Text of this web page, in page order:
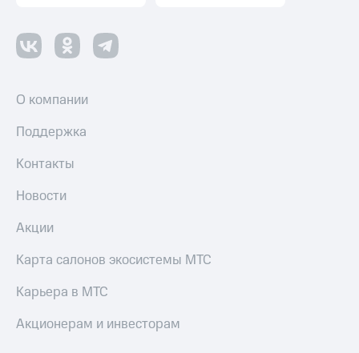
О компании
Поддержка
Контакты
Новости
Акции
Карта салонов экосистемы МТС
Карьера в МТС
Акционерам и инвесторам